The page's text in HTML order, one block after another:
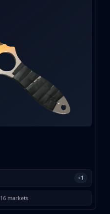
+1
16 markets